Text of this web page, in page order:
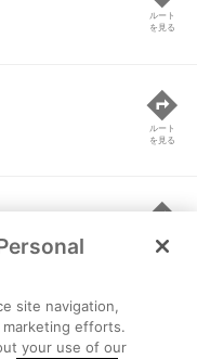
ルート
を見る
ルート
を見る
ルート
を見る
site navigation,
marketing efforts.
your use of our